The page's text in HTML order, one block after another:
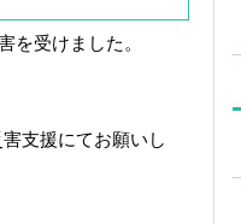
を受けました。
支援にてお願いし